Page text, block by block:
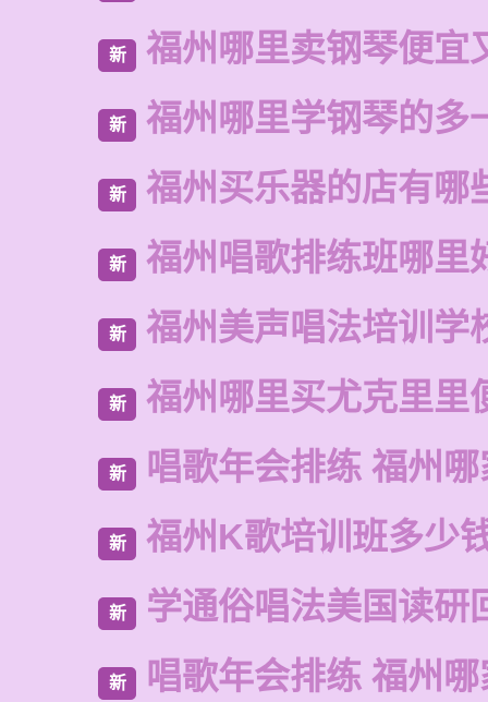
新 福州哪里卖钢琴便宜
新 福州哪里学钢琴的多
新 福州买乐器的店有哪
新 福州唱歌排练班哪里
新 福州美声唱法培训学
新 福州哪里买尤克里里
新 唱歌年会排练 福州
新 福州K歌培训班多少
新 学通俗唱法美国读研
新 唱歌年会排练 福州